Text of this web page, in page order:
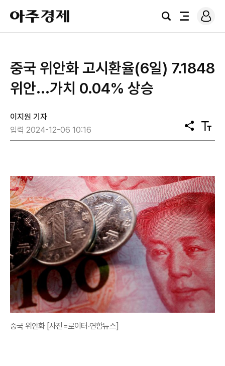
아
주
경
검
전
로
그
중국 위안화 고시환율(6일) 7.1848
위안...가치 0.04% 상승
이지원 기자
입력 2024-12-06 10:16
공
유
텍
스
중국 위안화 [사진=로이터·연합뉴스]